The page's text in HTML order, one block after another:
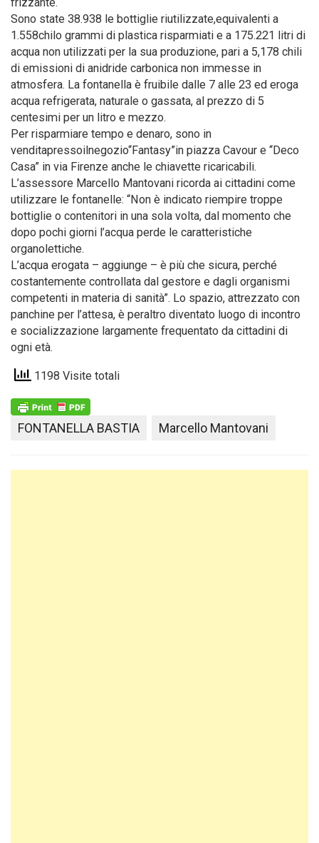
Sono state 38.938 le bottiglie riutilizzate,equivalenti a
1.558chilo grammi di plastica risparmiati e a 175.221 litri di
acqua non utilizzati per la sua produzione, pari a 5,178 chili
di emissioni di anidride carbonica non immesse in
atmosfera. La fontanella è fruibile dalle 7 alle 23 ed eroga
acqua refrigerata, naturale o gassata, al prezzo di 5
centesimi per un litro e mezzo.
Per risparmiare tempo e denaro, sono in
venditapressoilnegozio“Fantasy”in piazza Cavour e “Deco
Casa” in via Firenze anche le chiavette ricaricabili.
L’assessore Marcello Mantovani ricorda ai cittadini come
utilizzare le fontanelle: “Non è indicato riempire troppe
bottiglie o contenitori in una sola volta, dal momento che
dopo pochi giorni l’acqua perde le caratteristiche
organolettiche.
L’acqua erogata – aggiunge – è più che sicura, perché
costantemente controllata dal gestore e dagli organismi
competenti in materia di sanità”. Lo spazio, attrezzato con
panchine per l’attesa, è peraltro diventato luogo di incontro
e socializzazione largamente frequentato da cittadini di
ogni età.
1198 Visite totali
FONTANELLA BASTIA Marcello Mantovani